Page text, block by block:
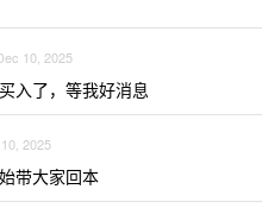
10, 2025
入了，等我好消息
2025
带大家回本